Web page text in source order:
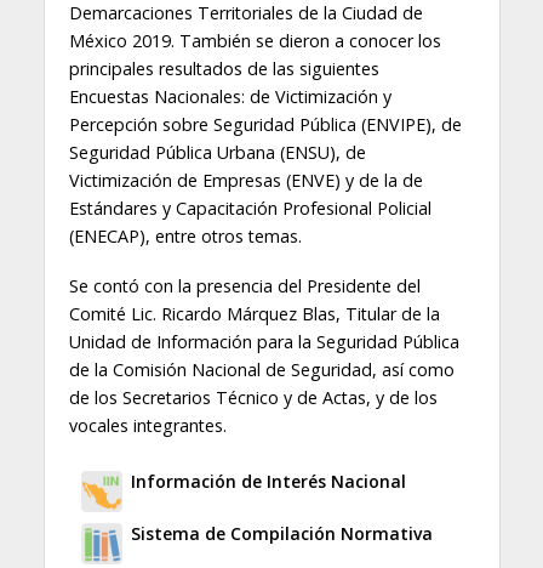
Demarcaciones Territoriales de la Ciudad de
México 2019. También se dieron a conocer los
principales resultados de las siguientes
Encuestas Nacionales: de Victimización y
Percepción sobre Seguridad Pública (ENVIPE), de
Seguridad Pública Urbana (ENSU), de
Victimización de Empresas (ENVE) y de la de
Estándares y Capacitación Profesional Policial
(ENECAP), entre otros temas.
Se contó con la presencia del Presidente del
Comité Lic. Ricardo Márquez Blas, Titular de la
Unidad de Información para la Seguridad Pública
de la Comisión Nacional de Seguridad, así como
de los Secretarios Técnico y de Actas, y de los
vocales integrantes.
Información de Interés Nacional
Sistema de Compilación Normativa